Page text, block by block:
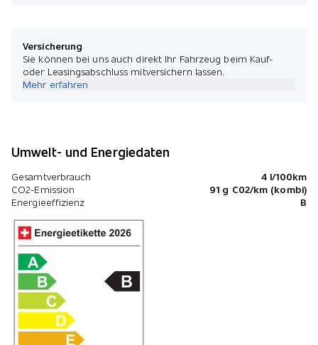
Versicherung
Sie können bei uns auch direkt Ihr Fahrzeug beim Kauf-
oder Leasingsabschluss mitversichern lassen.
Mehr erfahren
Umwelt- und Energiedaten
Gesamtverbrauch
4 l/100km
CO2-Emission
91 g C02/km (kombi)
Energieeffizienz
B